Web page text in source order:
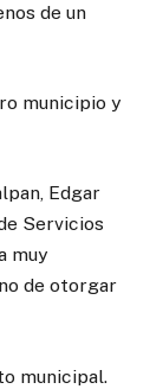
de un
municipio y
Edgar
Servicios
muy
de otorgar
municipal.